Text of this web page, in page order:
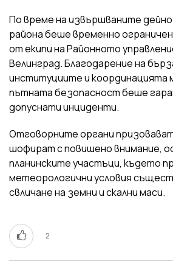
По време на извършваните
района беше временно
от екипи на Районното
Велинград. Благодарение на
институциите и координацията
пътната безопасност беше
допуснати инциденти.
Отговорните органи
шофират с повишено внимание,
планинските участъци, където
метеорологични условия
свличане на земни и скални маси.
2